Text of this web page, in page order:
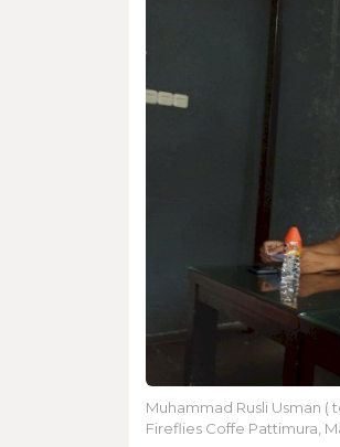
Muhammad Rusli Usman (
Fireflies Coffe Pattimura,